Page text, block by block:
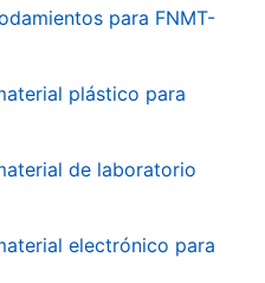
para FNMT-
plástico para
de laboratorio
electrónico para